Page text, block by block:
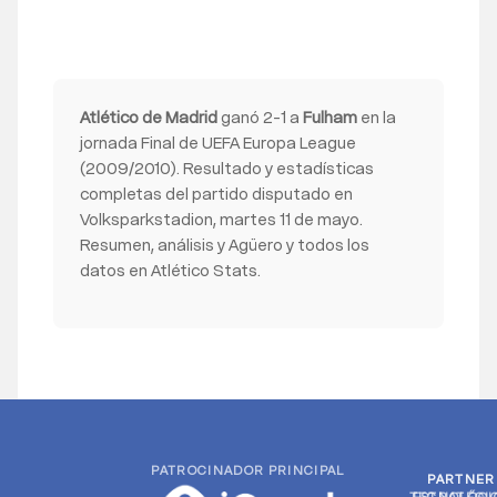
Atlético de Madrid ganó 2-1 a Fulham en la
jornada Final de UEFA Europa League
(2009/2010). Resultado y estadísticas
completas del partido disputado en
Volksparkstadion, martes 11 de mayo.
Resumen, análisis y Agüero y todos los
datos en Atlético Stats.
PARTNER
PATROCINADOR PRINCIPAL
PARTNER